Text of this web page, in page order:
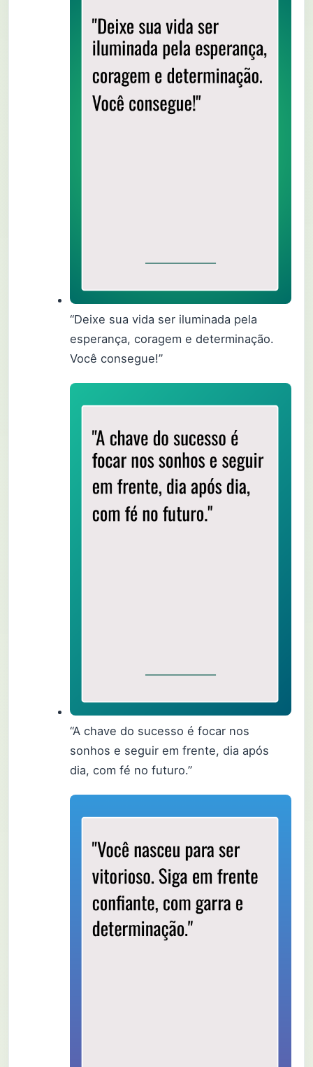
“Deixe sua vida ser iluminada pela
esperança, coragem e determinação.
Você consegue!”
“A chave do sucesso é focar nos
sonhos e seguir em frente, dia após
dia, com fé no futuro.”